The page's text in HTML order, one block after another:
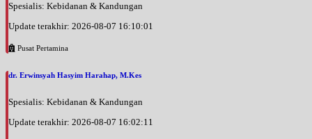
Spesialis: Kebidanan & Kandungan
Update terakhir: 2026-08-07 16:10:01
Pusat Pertamina
dr. Erwinsyah Hasyim Harahap, M.Kes
Spesialis: Kebidanan & Kandungan
Update terakhir: 2026-08-07 16:02:11